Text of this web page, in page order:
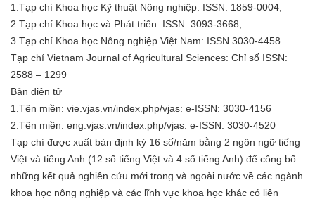
1.Tạp chí Khoa học Kỹ thuật Nông nghiệp: ISSN: 1859-0004;
2.Tạp chí Khoa học và Phát triển: ISSN: 3093-3668;
3.Tạp chí Khoa học Nông nghiệp Việt Nam: ISSN 3030-4458
Tạp chí Vietnam Journal of Agricultural Sciences: Chỉ số ISSN:
2588 – 1299
Bản điện tử
1.Tên miền: vie.vjas.vn/index.php/vjas: e-ISSN: 3030-4156
2.Tên miền: eng.vjas.vn/index.php/vjas: e-ISSN: 3030-4520
Tạp chí được xuất bản định kỳ 16 số/năm bằng 2 ngôn ngữ tiếng
Việt và tiếng Anh (12 số tiếng Việt và 4 số tiếng Anh) để công bố
những kết quả nghiên cứu mới trong và ngoài nước về các ngành
khoa học nông nghiệp và các lĩnh vực khoa học khác có liên